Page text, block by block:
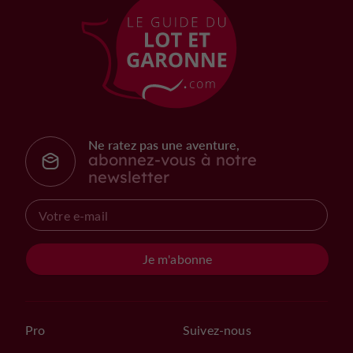
Ne ratez pas une aventure,
abonnez-vous à notre
newsletter
Je m'abonne
Pro Suivez-nous